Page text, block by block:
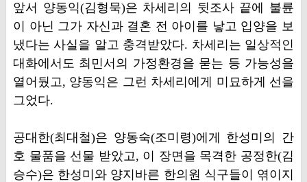
앞서 양동익(김형묵)은 차세리의 뒷조사 끝에 불륜
이 아닌 그가 자신과 결혼 전 아이를 낳고 입양을 보
냈다는 사실을 알고 충격받았다. 차세리는 일상적인
대화에서도 최민서의 가정환경을 묻는 등 가능성을
열어뒀고, 양동익은 그런 차세리에게 미묘하게 선을
그었다.
공대한(최대철)은 양동숙(조미령)에게 한성미의 간
호 물품을 선물 받았고, 이 장면을 목격한 공정한(김
승수)은 한성미와 양지바른 한의원 식구들이 엮이지